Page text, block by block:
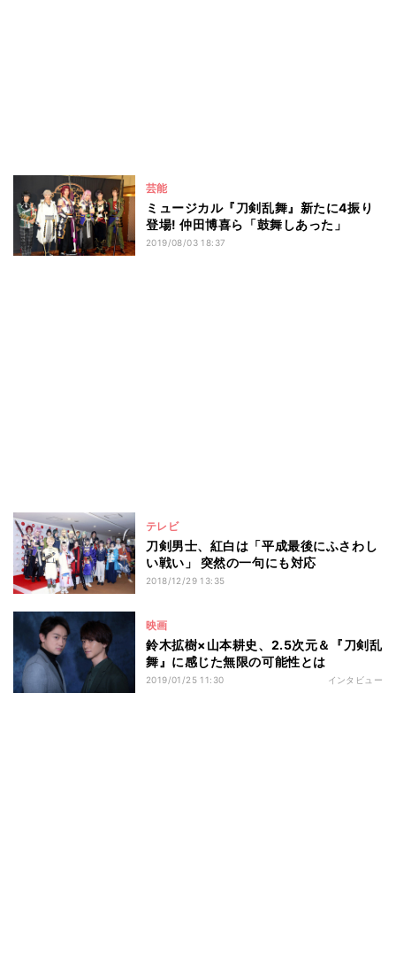
芸能
ミュージカル『刀剣乱舞』新たに4振り
登場! 仲田博喜ら「鼓舞しあった」
2019/08/03 18:37
テレビ
刀剣男士、紅白は「平成最後にふさわし
い戦い」 突然の一句にも対応
2018/12/29 13:35
映画
鈴木拡樹×山本耕史、2.5次元＆『刀剣乱
舞』に感じた無限の可能性とは
2019/01/25 11:30 インタビュー